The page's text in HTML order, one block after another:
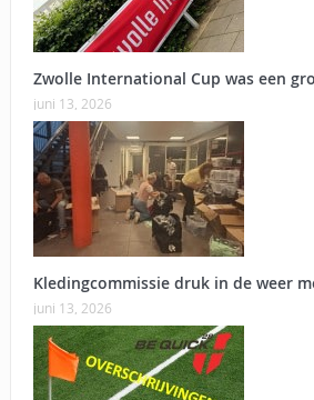
Zwolle International Cup was een
juni 13, 2026
Kledingcommissie druk in de weer
juni 13, 2026